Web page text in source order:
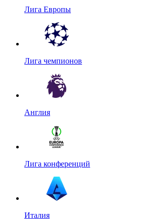
Лига Европы
Лига чемпионов
Англия
Лига конференций
Италия